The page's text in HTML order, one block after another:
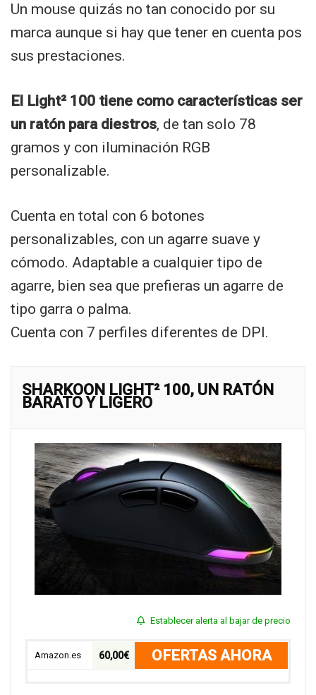
Un mouse quizás no tan conocido por su
marca aunque si hay que tener en cuenta pos
sus prestaciones.
El Light² 100 tiene como características ser
un ratón para diestros, de tan solo 78
gramos y con iluminación RGB
personalizable.
Cuenta en total con 6 botones
personalizables, con un agarre suave y
cómodo. Adaptable a cualquier tipo de
agarre, bien sea que prefieras un agarre de
tipo garra o palma.
Cuenta con 7 perfiles diferentes de DPI.
SHARKOON LIGHT² 100, UN RATÓN
BARATO Y LIGERO
Establecer alerta al bajar de precio
Amazon.es 60,00€ OFERTAS AHORA